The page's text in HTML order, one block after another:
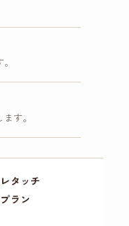
す。
タッチ
プラン